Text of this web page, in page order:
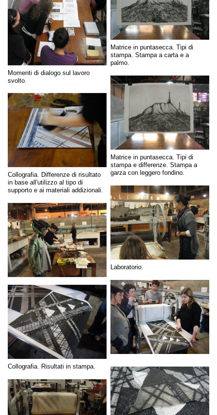
Momenti di dialogo sul lavoro
svolto.
Matrice in puntasecca. Tipi di
stampa. Stampa a carta e a
palmo.
Matrice in puntasecca. Tipi di
stampa e differenze. Stampa a
garza con leggero fondino.
Collografia. Differenze di risultato
in base all'utilizzo al tipo di
supporto e ai materiali addizionali.
Laboratorio.
Collografia. Risultati in stampa.